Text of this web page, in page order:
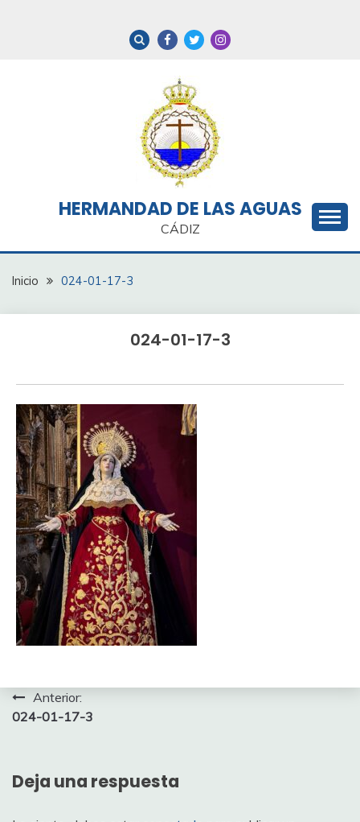
HERMANDAD DE LAS AGUAS
CÁDIZ
Inicio 024-01-17-3
024-01-17-3
Navegación
de
Anterior:
024-01-17-3
Deja una respuesta